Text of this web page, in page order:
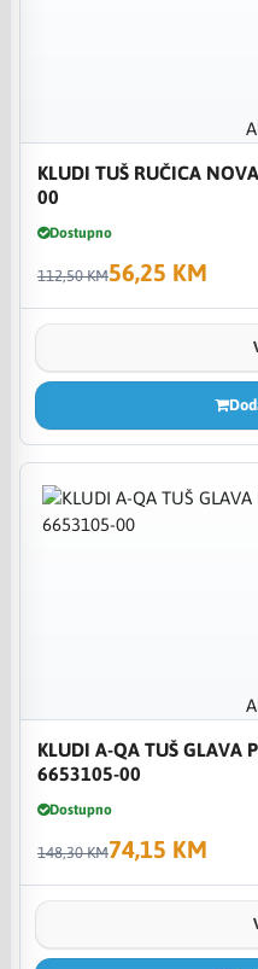
KLUDI TUŠ RUČICA
00
Dostupno
112,50 KM56,25 KM
KLUDI A-QA TUŠ GLAVA
6653105-00
Dostupno
148,30 KM74,15 KM